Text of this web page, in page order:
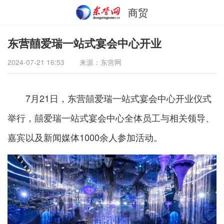
商贸
东营囍爱瑞一站式宴会中心开业
2024-07-21 16:53 来源：东营网
7月21日，东营囍爱瑞一站式宴会中心开业仪式
举行，囍爱瑞一站式宴会中心全体员工与相关领导、
嘉宾以及新闻媒体1000余人参加活动。